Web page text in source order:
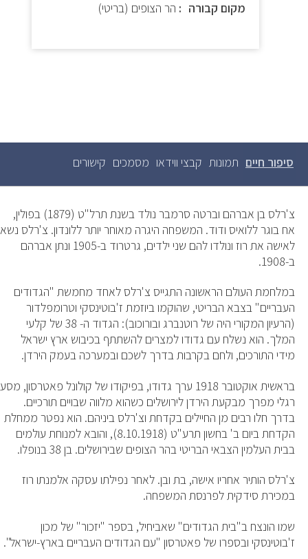
מקום קבורה
הר הצופים (בריטי)
לשוניות
ראשיות
סיפור חיים (לשונית
תמונות קבצי ווידאו מסמכים קישורים
צ'רלס בן אברהם וברטה סרמבר נולד בשנת תרל"ט (1879) בפולין,
אח בוגר ללואיס ודוד. המשפחה היגרה מאוחר יותר ללונדון. צ'רלס נשא
לאישה את רוז ונולדו להם שני ילדים, גרטרוד ב-1905 ונתן אברהם
ב-1908.
במלחמת העולם הראשונה התגייס צ'רלס לאחד מחמשת "הגדודים
העבריים" בצבא הבריטי, שהוקמו ביוזמת ז'בוטינסקי וטרומפלדור
(הרעיון המקורי היה של רוטנברג ובורוכוב): הגדוד ה- 38 של קלעי
המלך. הוא נשלח עם גדודו למצרים להשתתף בכיבוש ארץ ישראל
מידי התורכים, ולחם בקרבות בדרך לשכם ובמערכה בעמק הירדן.
בראשית אוקטובר 1918 ערך גדודו, בפיקודו של קולונל פאטרסון, מסע
רגלי מפרך מבקעת הירדן לירושלים כשהוא מלווה שבויים תורכיים.
בדרך חלו רבים מן החיילים בקדחת וצ'רלס ביניהם. הוא נפטר ממחלת
הקדחת ביום ב' בחשון תרע"ט (8.10.1918), והובא למנוחת עולמים
בבית העלמין הצבאי הבריטי בהר הצופים שבירושלים. בן 38 בנופלו.
צ'רלס הותיר אחריו אישה, בת ובן. לאחר נפילתו עסקה אלמנתו רוז
במכירת סידקית לפרנסת המשפחה.
שמו הונצח ב"בית הגדודים" שאביחיל, בספר "יזכור" של מכון
ז'בוטינסקי ובספרו של פאטרסון "עם הגדודים העבריים בארץ-ישראל".